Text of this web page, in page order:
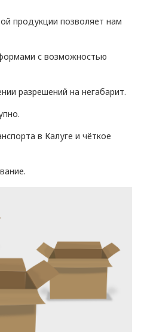
продукции позволяет нам
с возможностью
разрешений на негабарит.
в Калуге и чёткое